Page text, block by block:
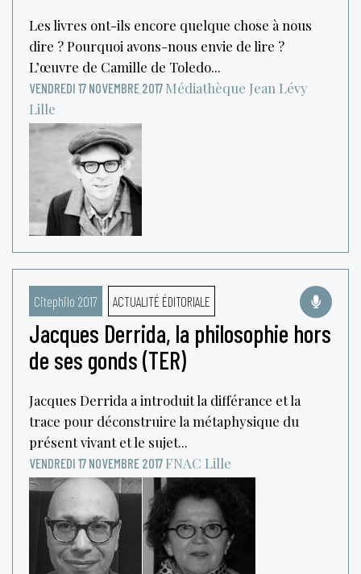
Les livres ont-ils encore quelque chose à nous
dire ? Pourquoi avons-nous envie de lire ?
L’œuvre de Camille de Toledo...
VENDREDI 17 NOVEMBRE 2017 Médiathèque Jean Lévy
Lille
Citephilo 2017 ACTUALITÉ ÉDITORIALE
Jacques Derrida, la philosophie hors
de ses gonds (TER)
Jacques Derrida a introduit la différance et la
trace pour déconstruire la métaphysique du
présent vivant et le sujet...
VENDREDI 17 NOVEMBRE 2017 FNAC Lille